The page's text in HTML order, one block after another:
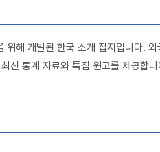
해 개발된 한국 소개 잡지입니다. 외
신 통계 자료와 특집 원고를 제공합니